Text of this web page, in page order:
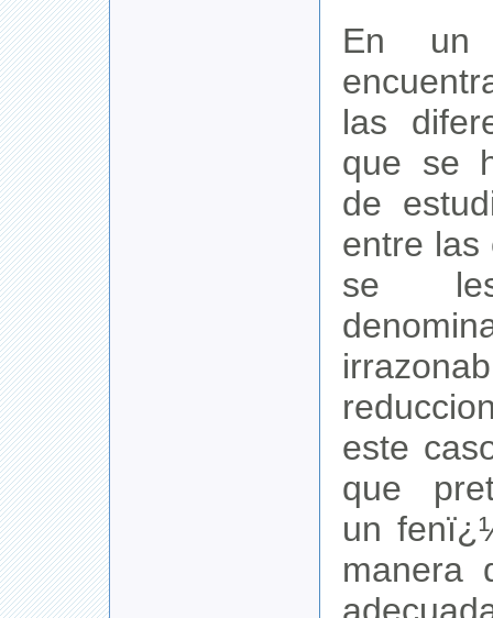
En un
las
que se
de
entre las
se
este
que
un
manera